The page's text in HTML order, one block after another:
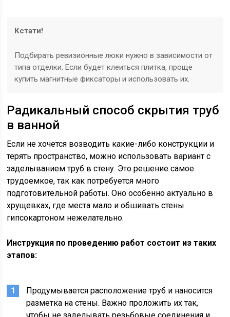
Кстати!
Подбирать ревизионные люки нужно в зависимости от
типа отделки. Если будет клеиться плитка, проще
купить магнитные фиксаторы и использовать их.
Радикальный способ скрытия труб
в ванной
Если не хочется возводить какие-либо конструкции и
терять пространство, можно использовать вариант с
заделыванием труб в стену. Это решение самое
трудоемкое, так как потребуется много
подготовительной работы. Оно особенно актуально в
хрущевках, где места мало и обшивать стены
гипсокартоном нежелательно.
Инструкция по проведению работ состоит из таких
этапов:
Продумывается расположение труб и наносится
разметка на стены. Важно проложить их так,
чтобы не заделывать резьбовые соединения и